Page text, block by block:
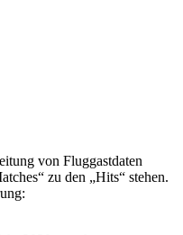
von Fluggastdaten
zu den „Hits“ stehen.
: